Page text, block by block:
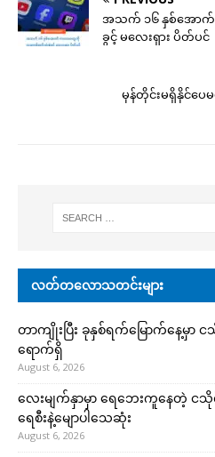
အသက် ၁၆ နှစ်အော
ခွင့် မလေးရှား ပိတ်ပင်
မုန်တိုင်းမရှိနိုင်ပေ
လတ်တလောသတင်းများ
တာကျိုးပြီး ခုနှစ်ရက်မြောက်နေ့မှာ
ရောက်ရှိ
August 6, 2026
လေးမျက်နှာမှာ ရေဘေးကူနေတဲ့ ငသို
ရေစီးနဲ့မျောပါသေဆုံး
August 6, 2026